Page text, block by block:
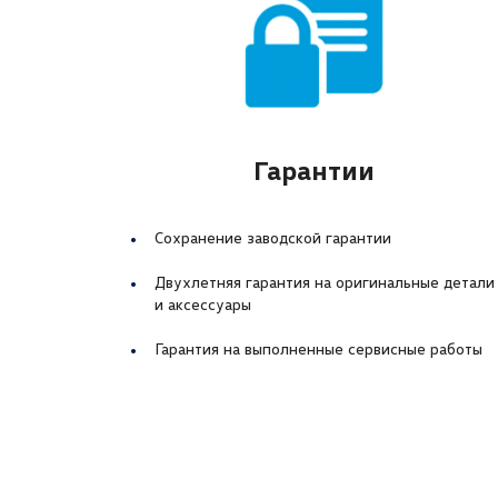
Гарантии
Сохранение заводской гарантии
Двухлетняя гарантия на оригинальные детали
и аксессуары
Гарантия на выполненные сервисные работы